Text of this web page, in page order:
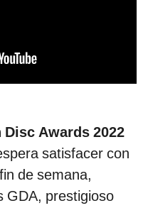
Awards 2022
satisfacer con
de semana,
GDA, prestigioso